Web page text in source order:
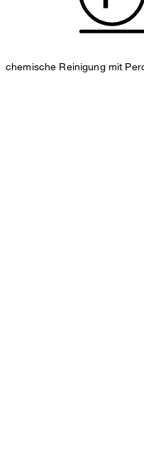
chemische Reinigung mit